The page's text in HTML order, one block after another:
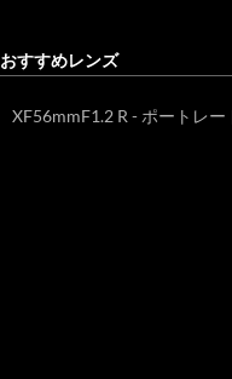
おすすめレンズ
XF56mmF1.2 R - ポートレ